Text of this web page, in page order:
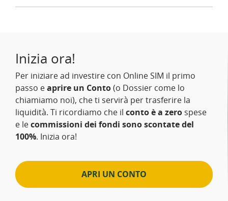
Inizia ora!
Per iniziare ad investire con Online SIM il primo
passo eaprire un Conto(o Dossier come lo
chiamiamo noi), che ti servirà per trasferire la
liquidità. Ti ricordiamo che il conto è a zero spese
e lecommissioni dei fondi sono scontate del
100%. Inizia ora!
APRI UN CONTO